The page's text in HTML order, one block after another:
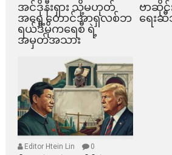
အင်ဒိုနီးရှား သို့မဟုတ်
အရှေ့တောင်အာရှလစ်ဘ
ရယ်ဒီမိုကရေစီ ရဲ့
အမှတ်အသား
ဗာဆိုင်
ရေး
Editor Htein Lin 0